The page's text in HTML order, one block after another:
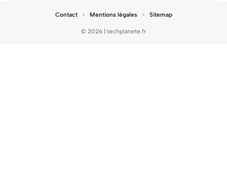
© 2026 | techplanete.fr
Contact Mentions légales Sitemap